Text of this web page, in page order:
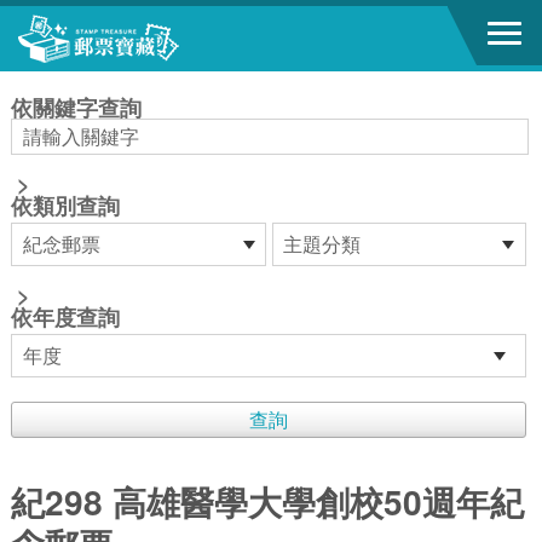
跳到主要內容區塊
依關鍵字查詢
>
依類別查詢
>
依年度查詢
紀298 高雄醫學大學創校50週年紀